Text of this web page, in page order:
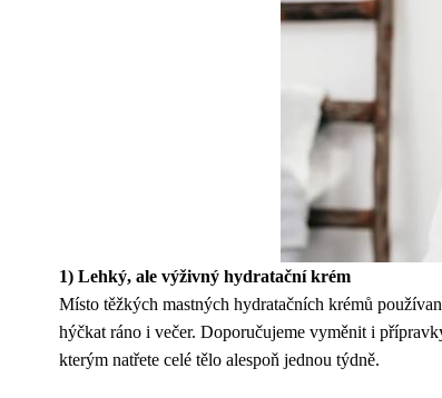
1) Lehký, ale výživný hydratační krém
Místo těžkých mastných hydratačních krémů
hýčkat ráno i večer. Doporučujeme vyměnit i
kterým natřete celé tělo alespoň jednou týdně.